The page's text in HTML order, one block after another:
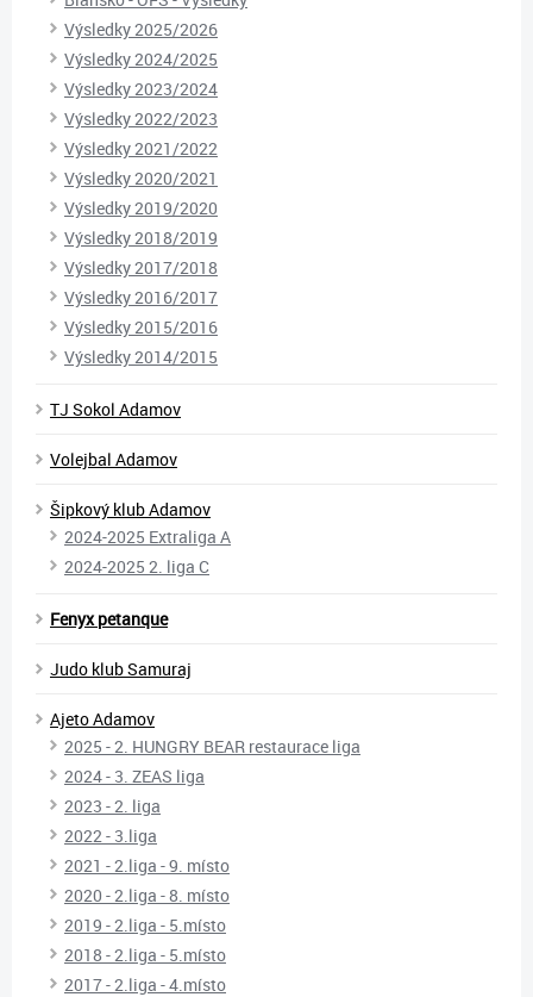
Výsledky 2025/2026
Výsledky 2024/2025
Výsledky 2023/2024
Výsledky 2022/2023
Výsledky 2021/2022
Výsledky 2020/2021
Výsledky 2019/2020
Výsledky 2018/2019
Výsledky 2017/2018
Výsledky 2016/2017
Výsledky 2015/2016
Výsledky 2014/2015
TJ Sokol Adamov
Volejbal Adamov
Šipkový klub Adamov
2024-2025 Extraliga A
2024-2025 2. liga C
Fenyx petanque
Judo klub Samuraj
Ajeto Adamov
2025 - 2. HUNGRY BEAR restaurace liga
2024 - 3. ZEAS liga
2023 - 2. liga
2022 - 3.liga
2021 - 2.liga - 9. místo
2020 - 2.liga - 8. místo
2019 - 2.liga - 5.místo
2018 - 2.liga - 5.místo
2017 - 2.liga - 4.místo